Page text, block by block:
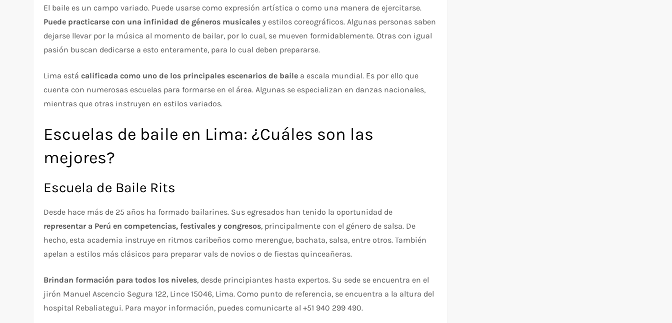
El baile es un campo variado. Puede usarse como expresión artística o como una manera de ejercitarse.
Puede practicarse con una infinidad de géneros musicales y estilos coreográficos. Algunas personas saben
dejarse llevar por la música al momento de bailar, por lo cual, se mueven formidablemente. Otras con igual
pasión buscan dedicarse a esto enteramente, para lo cual deben prepararse.
Lima estácalificada como uno de los principales escenarios de baile a escala mundial. Es por ello que
cuenta con numerosas escuelas para formarse en el área. Algunas se especializan en danzas nacionales,
mientras que otras instruyen en estilos variados.
Escuelas de baile en Lima: ¿Cuáles son las
mejores?
Escuela de Baile Rits
Desde hace más de 25 años ha formado bailarines. Sus egresados han tenido la oportunidad de
representar a Perú en competencias, festivales y congresos, principalmente con el género de salsa. De
hecho, esta academia instruye en ritmos caribeños como merengue, bachata, salsa, entre otros. También
apelan a estilos más clásicos para preparar vals de novios o de fiestas quinceañeras.
Brindan formación para todos los niveles, desde principiantes hasta expertos. Su sede se encuentra en el
jirón Manuel Ascencio Segura 122, Lince 15046, Lima. Como punto de referencia, se encuentra a la altura del
hospital Rebaliategui. Para mayor información, puedes comunicarte al +51 940 299 490.